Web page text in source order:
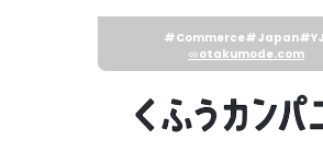
#Commerce#Japan
otakumode.com